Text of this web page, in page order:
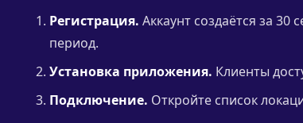
Регистрация. Аккаунт создаётся за
период.
Установка приложения. Клиенты
Подключение. Откройте список